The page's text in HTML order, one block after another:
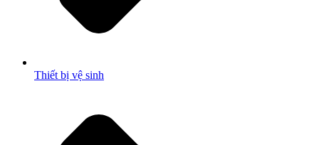
Thiết bị vệ sinh